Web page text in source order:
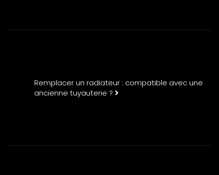
Remplacer un radiateur : compatible avec une
ancienne tuyauterie ?